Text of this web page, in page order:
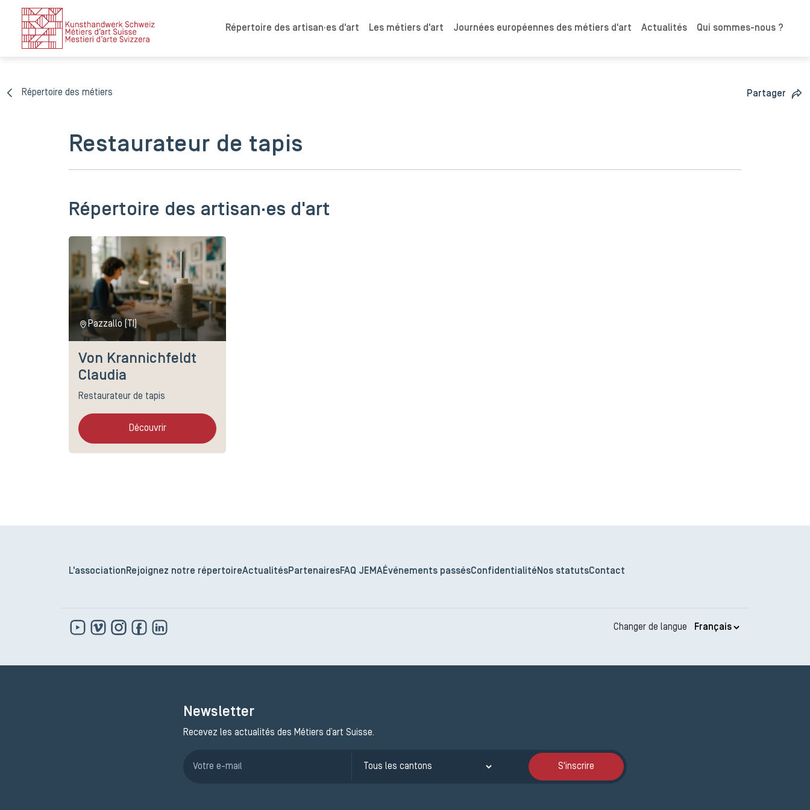
Répertoire des artisan·es d'art Les métiers d'art Journées européennes des métiers d'art Actualités Qui sommes-nous ?
Répertoire des métiers Partager
Restaurateur de tapis
Répertoire des artisan·es d'art
Pazzallo (TI)
Von Krannichfeldt
Claudia
Restaurateur de tapis
Découvrir
L'association Rejoignez notre répertoireActualitésPartenairesFAQ JEMAÉvénements passésConfidentialité Nos statutsContact
Changer de langue
Newsletter
Recevez les actualités des Métiers d’art Suisse.
S'inscrire